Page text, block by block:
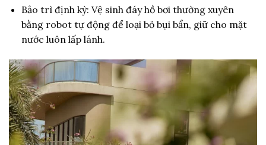
Bảo trì định kỳ: Vệ sinh đáy hồ bơi thường xuyên
bằng robot tự động để loại bỏ bụi bẩn, giữ cho mặt
nước luôn lấp lánh.